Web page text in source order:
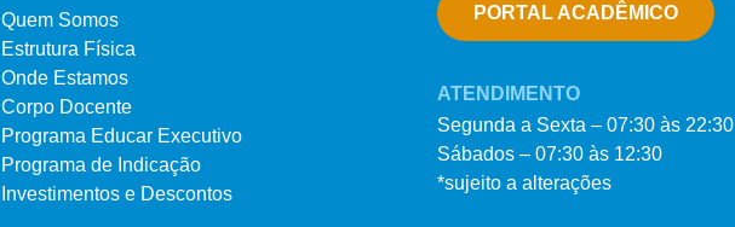
Quem Somos
Estrutura Física
Onde Estamos
Corpo Docente
Programa Educar Executivo
Programa de Indicação
Investimentos e Descontos
PORTAL ACADÊMICO
ATENDIMENTO
Segunda a Sexta – 07:30 às 22:30
Sábados – 07:30 às 12:30
*sujeito a alterações